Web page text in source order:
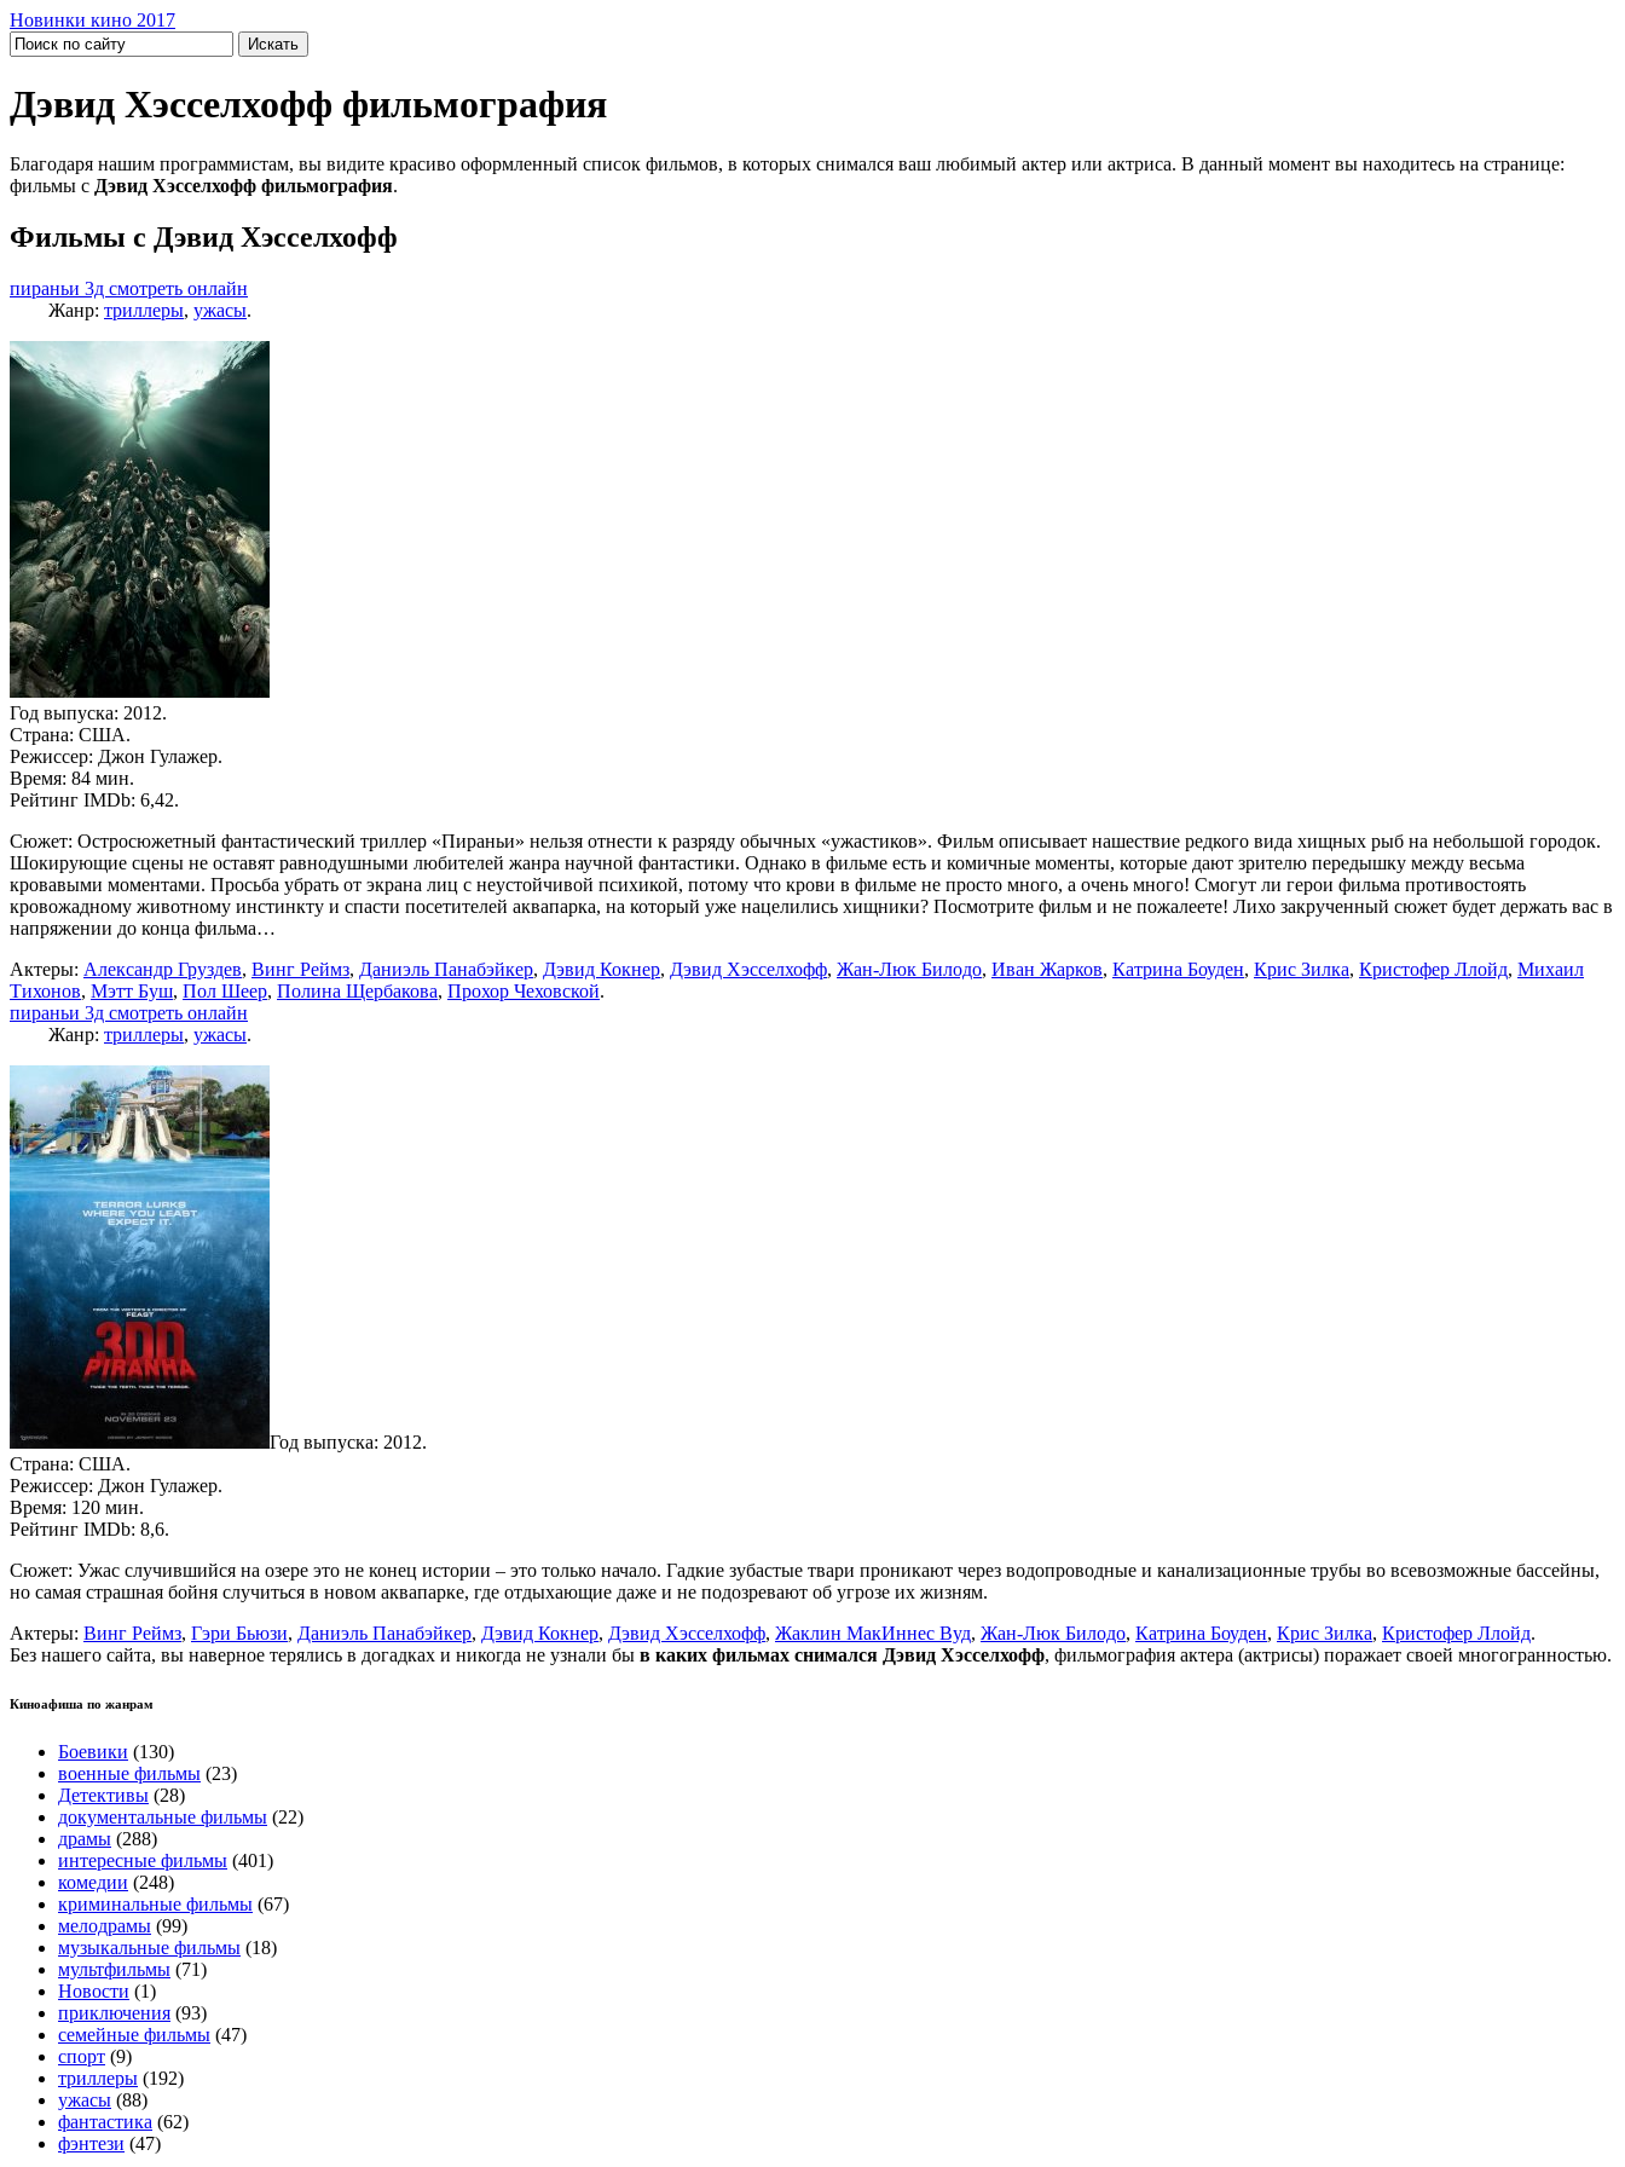
Новинки кино 2017
Дэвид Хэсселхофф фильмография
Благодаря нашим программистам, вы видите красиво оформленный список фильмов, в которых снимался ваш любимый актер или актриса. В данный момент вы находитесь на странице:
фильмы с Дэвид Хэсселхофф фильмография.
Фильмы с Дэвид Хэсселхофф
пираньи 3д смотреть онлайн
Жанр: триллеры, ужасы.
Год выпуска: 2012.
Страна: США.
Режиссер: Джон Гулажер.
Время: 84 мин.
Рейтинг IMDb: 6,42.
Сюжет: Остросюжетный фантастический триллер «Пираньи» нельзя отнести к разряду обычных «ужастиков». Фильм описывает нашествие редкого вида хищных рыб на небольшой городок.
Шокирующие сцены не оставят равнодушными любителей жанра научной фантастики. Однако в фильме есть и комичные моменты, которые дают зрителю передышку между весьма
кровавыми моментами. Просьба убрать от экрана лиц с неустойчивой психикой, потому что крови в фильме не просто много, а очень много! Смогут ли герои фильма противостоять
кровожадному животному инстинкту и спасти посетителей аквапарка, на который уже нацелились хищники? Посмотрите фильм и не пожалеете! Лихо закрученный сюжет будет держать вас в
напряжении до конца фильма…
Актеры: Александр Груздев, Винг Реймз, Даниэль Панабэйкер, Дэвид Кокнер, Дэвид Хэсселхофф, Жан-Люк Билодо, Иван Жарков, Катрина Боуден, Крис Зилка, Кристофер Ллойд, Михаил
Тихонов, Мэтт Буш, Пол Шеер, Полина Щербакова, Прохор Чеховской.
пираньи 3д смотреть онлайн
Жанр: триллеры, ужасы.
Год выпуска: 2012.
Страна: США.
Режиссер: Джон Гулажер.
Время: 120 мин.
Рейтинг IMDb: 8,6.
Сюжет: Ужас случившийся на озере это не конец истории – это только начало. Гадкие зубастые твари проникают через водопроводные и канализационные трубы во всевозможные бассейны,
но самая страшная бойня случиться в новом аквапарке, где отдыхающие даже и не подозревают об угрозе их жизням.
Актеры: Винг Реймз, Гэри Бьюзи, Даниэль Панабэйкер, Дэвид Кокнер, Дэвид Хэсселхофф, Жаклин МакИннес Вуд, Жан-Люк Билодо, Катрина Боуден, Крис Зилка, Кристофер Ллойд.
Без нашего сайта, вы наверное терялись в догадках и никогда не узнали бы в каких фильмах снимался Дэвид Хэсселхофф, фильмография актера (актрисы) поражает своей многогранностью.
Киноафиша по жанрам
Боевики (130)
военные фильмы (23)
Детективы (28)
документальные фильмы (22)
драмы (288)
интересные фильмы (401)
комедии (248)
криминальные фильмы (67)
мелодрамы (99)
музыкальные фильмы (18)
мультфильмы (71)
Новости (1)
приключения (93)
семейные фильмы (47)
спорт (9)
триллеры (192)
ужасы (88)
фантастика (62)
фэнтези (47)